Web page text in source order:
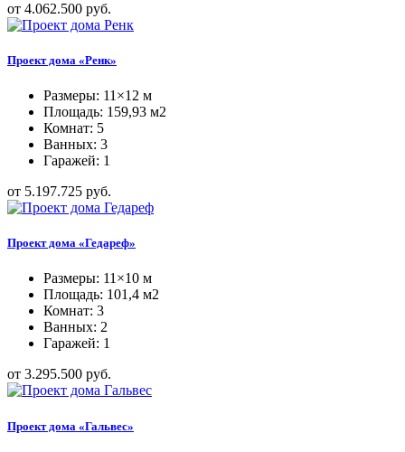
от 4.062.500 руб.
Проект дома «Ренк»
Размеры: 11×12 м
Площадь: 159,93 м2
Комнат: 5
Ванных: 3
Гаражей: 1
от 5.197.725 руб.
Проект дома «Гедареф»
Размеры: 11×10 м
Площадь: 101,4 м2
Комнат: 3
Ванных: 2
Гаражей: 1
от 3.295.500 руб.
Проект дома «Гальвес»